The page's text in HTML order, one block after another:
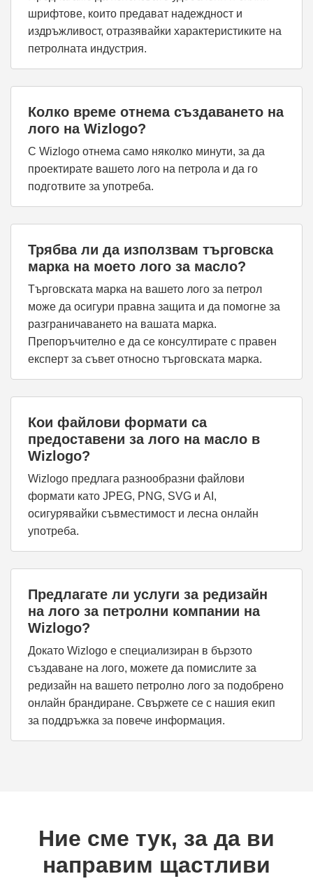
шрифтове, които предават надеждност и
издръжливост, отразявайки характеристиките на
петролната индустрия.
Колко време отнема създаването на
лого на Wizlogo?
С Wizlogo отнема само няколко минути, за да
проектирате вашето лого на петрола и да го
подготвите за употреба.
Трябва ли да използвам търговска
марка на моето лого за масло?
Търговската марка на вашето лого за петрол
може да осигури правна защита и да помогне за
разграничаването на вашата марка.
Препоръчително е да се консултирате с правен
експерт за съвет относно търговската марка.
Кои файлови формати са
предоставени за лого на масло в
Wizlogo?
Wizlogo предлага разнообразни файлови
формати като JPEG, PNG, SVG и AI,
осигурявайки съвместимост и лесна онлайн
употреба.
Предлагате ли услуги за редизайн
на лого за петролни компании на
Wizlogo?
Докато Wizlogo е специализиран в бързото
създаване на лого, можете да помислите за
редизайн на вашето петролно лого за подобрено
онлайн брандиране. Свържете се с нашия екип
за поддръжка за повече информация.
Ние сме тук, за да ви
направим щастливи